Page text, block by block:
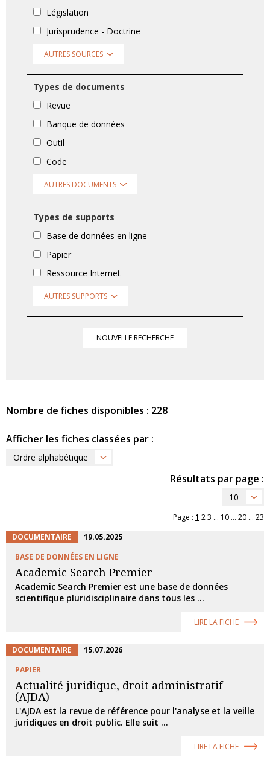
Législation
Jurisprudence - Doctrine
AUTRES SOURCES
Types de documents
Revue
Banque de données
Outil
Code
AUTRES DOCUMENTS
Types de supports
Base de données en ligne
Papier
Ressource Internet
AUTRES SUPPORTS
NOUVELLE RECHERCHE
Nombre de fiches disponibles : 228
Afficher les fiches classées par :
Ordre alphabétique
Résultats par page :
10
Page : 1 23 ... 10 ... 20 ... 23
DOCUMENTAIRE
19.05.2025
BASE DE DONNÉES EN LIGNE
Academic Search Premier
Academic Search Premier est une base de données
scientifique pluridisciplinaire dans tous les ...
LIRE LA FICHE
DOCUMENTAIRE
15.07.2026
PAPIER
Actualité juridique, droit administratif
(AJDA)
L'AJDA est la revue de référence pour l'analyse et la veille
juridiques en droit public. Elle suit ...
LIRE LA FICHE